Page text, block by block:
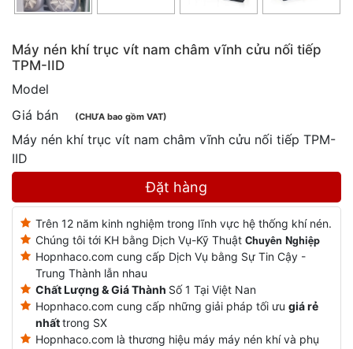
TPM-IID
Model
Giá bán
Máy nén khí trục vít nam châm vĩnh cửu nối tiếp TPM-
IID
Đặt hàng
Trên 12 năm kinh nghiệm trong lĩnh vực hệ thống khí nén.
Chúng tôi tới KH bằng Dịch Vụ-Kỹ ThuậtChuyên Nghiệp
Hopnhaco.com cung cấp Dịch Vụ bằng Sự Tin Cậy -
Trung Thành lẫn nhau
Chất Lượng & Giá Thành Số 1 Tại Việt Nan